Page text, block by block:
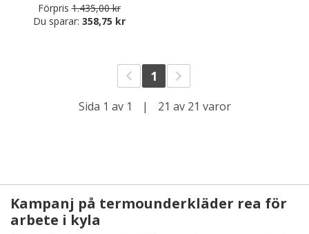
Förpris 1.435,00 kr
Du sparar: 358,75 kr
1
Sida 1 av 1 | 21 av 21 varor
Kampanj på termounderkläder rea för
arbete i kyla